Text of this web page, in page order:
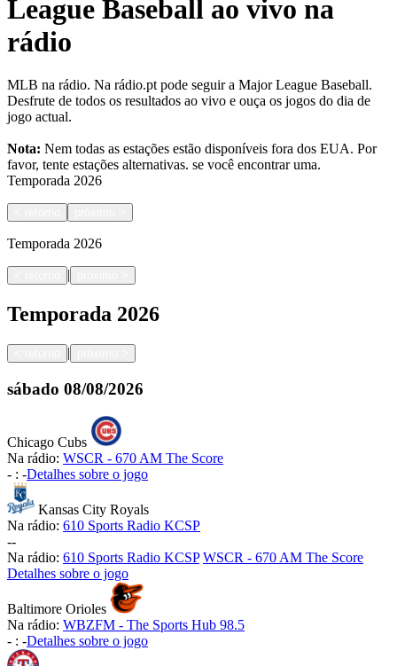
League Baseball ao vivo na
rádio
MLB na rádio. Na rádio.pt pode seguir a Major League Baseball.
Desfrute de todos os resultados ao vivo e ouça os jogos do dia de
jogo actual.
Nota: Nem todas as estações estão disponíveis fora dos EUA. Por
favor, tente estações alternativas. se você encontrar uma.
Temporada 2026
Temporada 2026
|
Temporada 2026
|
sábado 08/08/2026
Chicago Cubs
Na rádio: WSCR - 670 AM The Score
- : -Detalhes sobre o jogo
Kansas City Royals
Na rádio: 610 Sports Radio KCSP
--
Na rádio: 610 Sports Radio KCSP WSCR - 670 AM The Score
Detalhes sobre o jogo
Baltimore Orioles
Na rádio: WBZFM - The Sports Hub 98.5
- : -Detalhes sobre o jogo